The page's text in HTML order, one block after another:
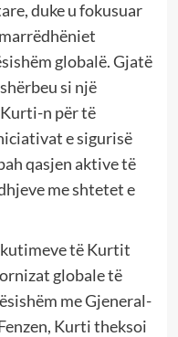
duke u fokusuar
globalë. Gjatë
si një
n për të
e sigurisë
qasjen aktive të
me shtetet e
të Kurtit
globale të
me Gjeneral-
Kurti theksoi